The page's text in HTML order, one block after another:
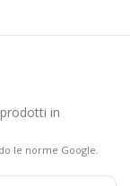
in
le norme Google.